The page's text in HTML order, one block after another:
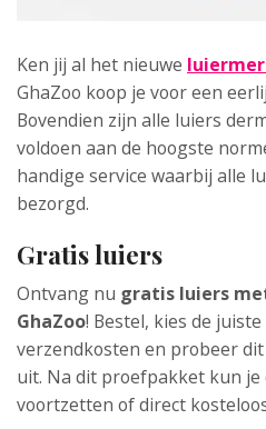
Ken jij al het nieuwe
GhaZoo koop je voor een
Bovendien zijn alle luiers
voldoen aan de hoogste
handige service waarbij alle
bezorgd.
Gratis luiers
Ontvang nu gratis luiers
GhaZoo! Bestel, kies de
verzendkosten en probeer
uit. Na dit proefpakket kun je
voortzetten of direct